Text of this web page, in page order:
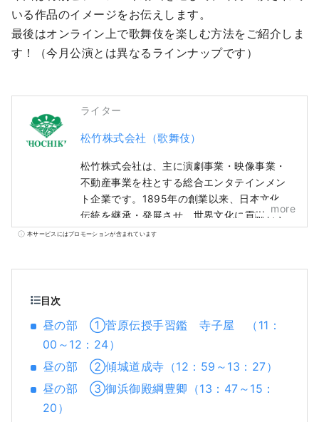
いる作品のイメージをお伝えします。
最後はオンライン上で歌舞伎を楽しむ方法をご紹介しま
す！（今月公演とは異なるラインナップです）
ライター
松竹株式会社（歌舞伎）
松竹株式会社は、主に演劇事業・映像事業・
不動産事業を柱とする総合エンタテインメン
ト企業です。1895年の創業以来、日本文化の
伝統を継承・発展させ、世界文化に貢献して
まいりました。 中でも、日本の伝統芸能であ
more
本サービスにはプロモーションが含まれています
目次
昼の部 ①菅原伝授手習鑑 寺子屋 （11：
00～12：24）
昼の部 ②傾城道成寺（12：59～13：27）
昼の部 ③御浜御殿綱豊卿（13：47～15：
20）